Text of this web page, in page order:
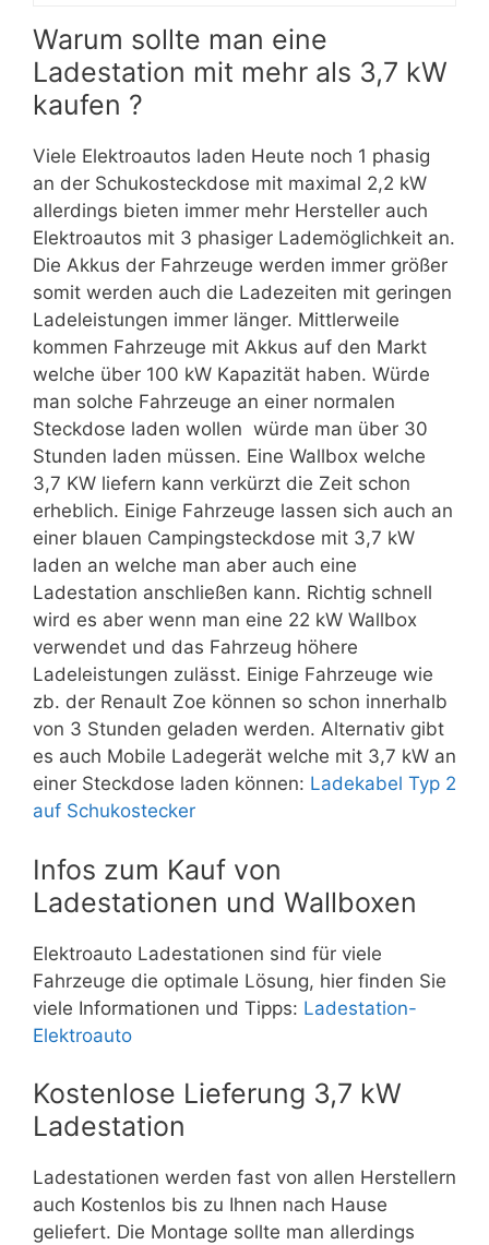
Warum sollte man eine
Ladestation mit mehr als 3,7 kW
kaufen ?
Viele Elektroautos laden Heute noch 1 phasig
an der Schukosteckdose mit maximal 2,2 kW
allerdings bieten immer mehr Hersteller auch
Elektroautos mit 3 phasiger Lademöglichkeit an.
Die Akkus der Fahrzeuge werden immer größer
somit werden auch die Ladezeiten mit geringen
Ladeleistungen immer länger. Mittlerweile
kommen Fahrzeuge mit Akkus auf den Markt
welche über 100 kW Kapazität haben. Würde
man solche Fahrzeuge an einer normalen
Steckdose laden wollen würde man über 30
Stunden laden müssen. Eine Wallbox welche
3,7 KW liefern kann verkürzt die Zeit schon
erheblich. Einige Fahrzeuge lassen sich auch an
einer blauen Campingsteckdose mit 3,7 kW
laden an welche man aber auch eine
Ladestation anschließen kann. Richtig schnell
wird es aber wenn man eine 22 kW Wallbox
verwendet und das Fahrzeug höhere
Ladeleistungen zulässt. Einige Fahrzeuge wie
zb. der Renault Zoe können so schon innerhalb
von 3 Stunden geladen werden. Alternativ gibt
es auch Mobile Ladegerät welche mit 3,7 kW an
einer Steckdose laden können: Ladekabel Typ 2
auf Schukostecker
Infos zum Kauf von
Ladestationen und Wallboxen
Elektroauto Ladestationen sind für viele
Fahrzeuge die optimale Lösung, hier finden Sie
viele Informationen und Tipps: Ladestation-
Elektroauto
Kostenlose Lieferung 3,7 kW
Ladestation
Ladestationen werden fast von allen Herstellern
auch Kostenlos bis zu Ihnen nach Hause
geliefert. Die Montage sollte man allerdings